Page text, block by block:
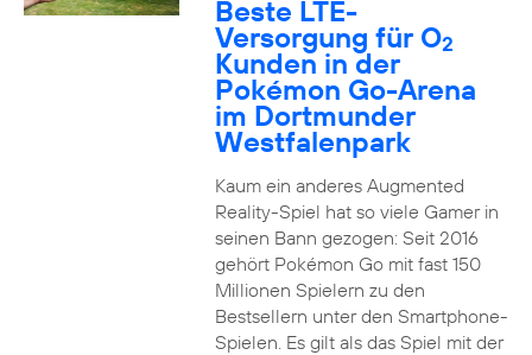
Beste LTE-
Versorgung für O2
Kunden in der
Pokémon Go-Arena
im Dortmunder
Westfalenpark
Kaum ein anderes Augmented
Reality-Spiel hat so viele Gamer in
seinen Bann gezogen: Seit 2016
gehört Pokémon Go mit fast 150
Millionen Spielern zu den
Bestsellern unter den Smartphone-
Spielen. Es gilt als das Spiel mit der